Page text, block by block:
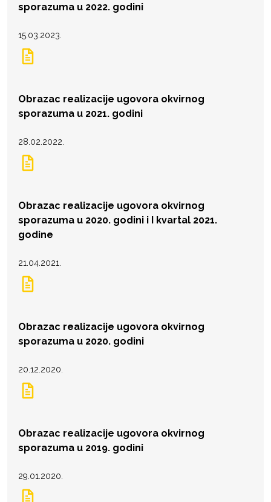
sporazuma u 2022. godini
15.03.2023.
Obrazac realizacije ugovora okvirnog
sporazuma u 2021. godini
28.02.2022.
Obrazac realizacije ugovora okvirnog
sporazuma u 2020. godini i I kvartal 2021.
godine
21.04.2021.
Obrazac realizacije ugovora okvirnog
sporazuma u 2020. godini
20.12.2020.
Obrazac realizacije ugovora okvirnog
sporazuma u 2019. godini
29.01.2020.